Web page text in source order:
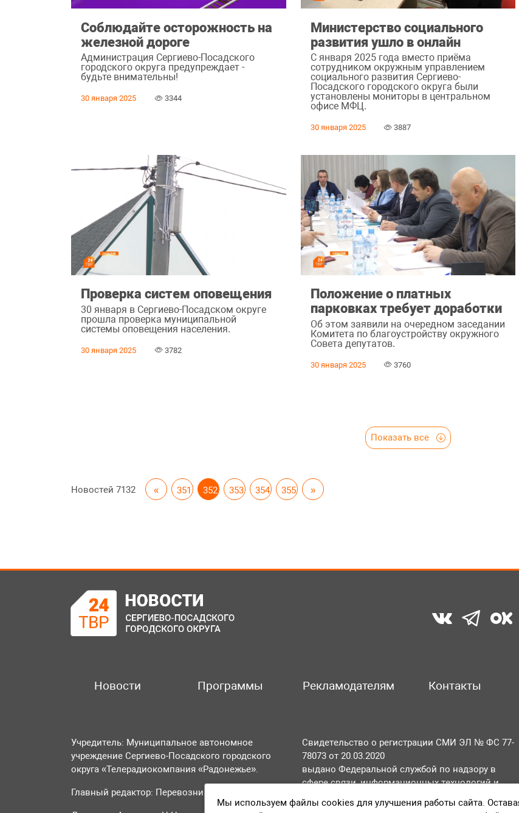
Соблюдайте осторожность на
железной дороге
Администрация Сергиево-Посадского
городского округа предупреждает -
будьте внимательны!
30 января 2025 3344
Министерство социального
развития ушло в онлайн
С января 2025 года вместо приёма
сотрудником окружным управлением
социального развития Сергиево-
Посадского городского округа были
установлены мониторы в центральном
офисе МФЦ.
30 января 2025 3887
Проверка систем оповещения
30 января в Сергиево-Посадском округе
прошла проверка муниципальной
системы оповещения населения.
30 января 2025 3782
Положение о платных
парковках требует доработки
Об этом заявили на очередном заседании
Комитета по благоустройству окружного
Совета депутатов.
30 января 2025 3760
Показать все
Новостей7132 « 351 352 353 354 355 »
Новости Программы Рекламодателям Контакты
Учредитель: Муниципальное автономное
учреждение Сергиево-Посадского городского
округа «Телерадиокомпания «Радонежье».
Главный редактор: Перевозникова О.А.
Свидетельство о регистрации СМИ ЭЛ № ФС 77-
78073 от 20.03.2020
выдано Федеральной службой по надзору в
сфере связи, информационных технологий и
массовых коммуникаций (Роскомнадзор).
Мы используем файлы cookies для улучшения работы сайта.